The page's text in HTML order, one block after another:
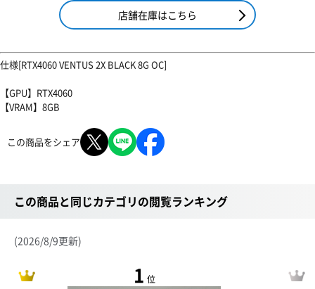
店舗在庫はこちら
仕様[RTX4060 VENTUS 2X BLACK 8G OC]
【GPU】RTX4060
【VRAM】8GB
この商品をシェア
この商品と同じカテゴリの閲覧ランキング
(2026/8/9更新)
1 位